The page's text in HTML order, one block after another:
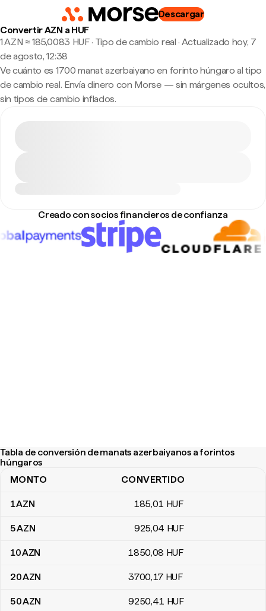
Descargar
Convertir AZN a HUF
1 AZN ≈ 185,0083 HUF · Tipo de cambio real · Actualizado hoy, 7
de agosto, 12:38
Ve cuánto es 1700 manat azerbaiyano en forinto húngaro al tipo
de cambio real. Envía dinero con Morse — sin márgenes ocultos,
sin tipos de cambio inflados.
Creado con socios financieros de confianza
Tabla de conversión de manats azerbaiyanos a forintos
húngaros
Tabla de conversión de manats azerbaiyanos a forintos
MONTO CONVERTIDO
1AZN 185,01 HUF
5AZN 925,04 HUF
10AZN 1850,08 HUF
20AZN 3700,17 HUF
50AZN 9250,41 HUF